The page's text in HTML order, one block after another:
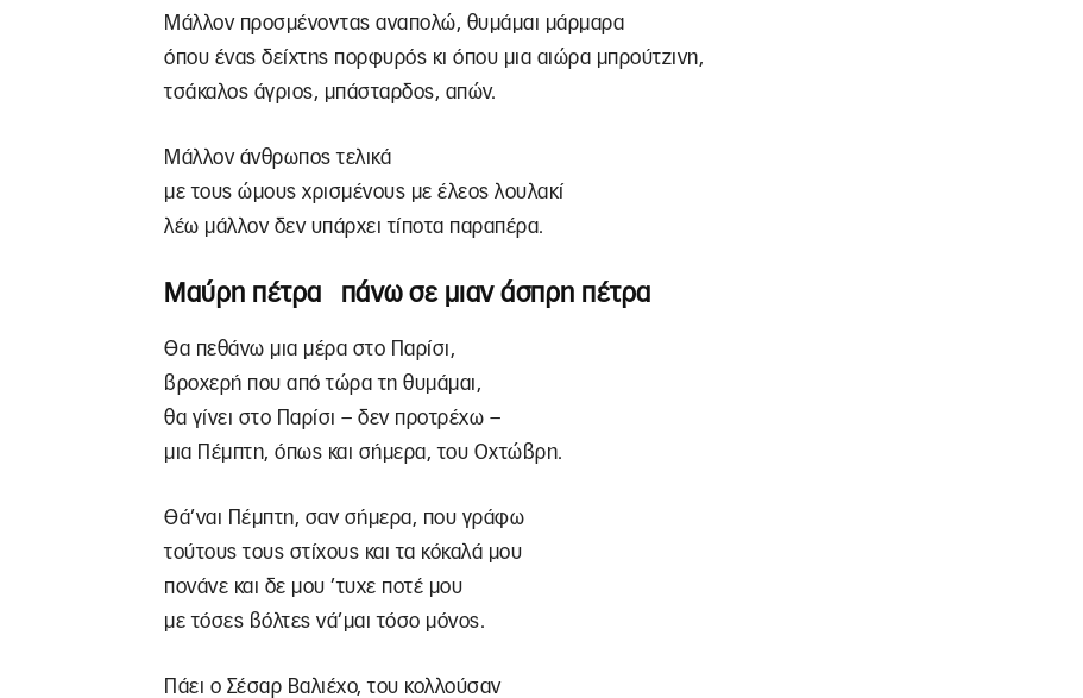
Μάλλον προσμένοντας αναπολώ, θυμάμαι μάρμαρα
όπου ένας δείχτης πορφυρός κι όπου μια αιώρα μπρούτζινη,
τσάκαλος άγριος, μπάσταρδος, απών.
Μάλλον άνθρωπος τελικά
με τους ώμους χρισμένους με έλεος λουλακί
λέω μάλλον δεν υπάρχει τίποτα παραπέρα.
Μαύρη πέτρα πάνω σε μιαν άσπρη πέτρα
Θα πεθάνω μια μέρα στο Παρίσι,
βροχερή που από τώρα τη θυμάμαι,
θα γίνει στο Παρίσι – δεν προτρέχω –
μια Πέμπτη, όπως και σήμερα, του Οχτώβρη.
Θά’ναι Πέμπτη, σαν σήμερα, που γράφω
τούτους τους στίχους και τα κόκαλά μου
πονάνε και δε μου ’τυχε ποτέ μου
με τόσες βόλτες νά’μαι τόσο μόνος.
Πάει ο Σέσαρ Βαλιέχο, του κολλούσαν